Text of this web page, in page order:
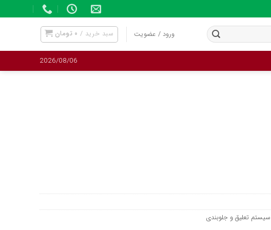
ورود / عضویت سبد خرید / ۰ تومان
2026/08/06
سیستم تعلیق و جلوبندی